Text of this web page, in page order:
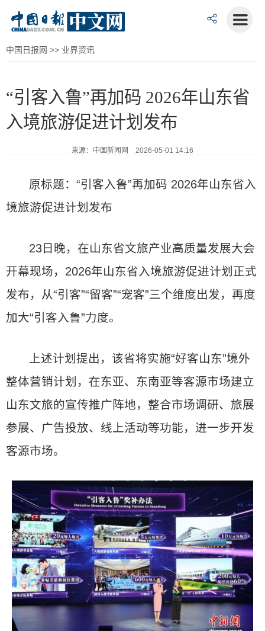
中国日报网 >> 业界资讯
“引客入鲁”再加码 2026年山东省
入境旅游促进计划发布
来源：中国新闻网 2026-05-01 14:16
原标题：“引客入鲁”再加码 2026年山东省入
境旅游促进计划发布
23日晚，在山东省文旅产业高质量发展大会
开幕现场，2026年山东省入境旅游促进计划正式
发布，从“引客”“留客”“宠客”三个维度出发，再度
加大“引客入鲁”力度。
上述计划提出，该省将实施“好客山东”境外
整体营销计划，在东亚、东南亚等客源市场建立
山东文旅的宣传推广阵地，整合市场调研、旅展
参展、广告投放、线上活动等功能，进一步开发
客源市场。